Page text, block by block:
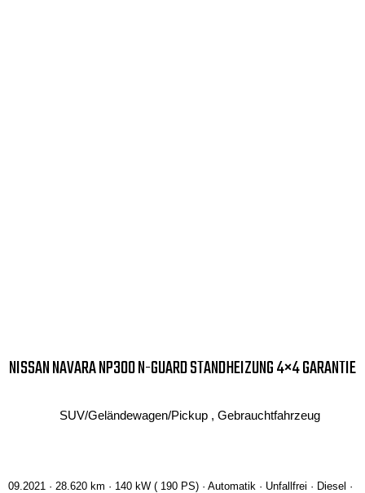
NISSAN NAVARA NP300 N-GUARD STANDHEIZUNG 4×4 GARANTIE
SUV/Geländewagen/Pickup , Gebrauchtfahrzeug
09.2021 · 28.620 km · 140 kW ( 190 PS) · Automatik · Unfallfrei · Diesel ·